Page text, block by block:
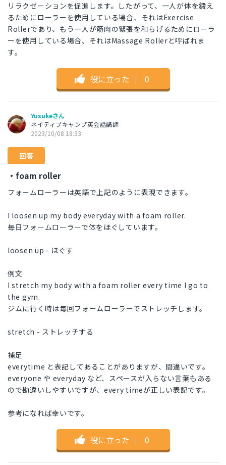
リラクゼーションを促進します。したがって、一人が体を鍛え
るためにローラーを使用している場合、それはExercise
Rollerであり、もう一人が筋肉の緊張を和らげるためにローラ
ーを使用している場合、それはMassage Rollerと呼ばれま
す。
役に立った ｜ 0
Yusukeさん
ネイティブキャンプ英会話講師
2023/10/08 18:33
回答
・foam roller
フォームローラーは英語で上記のように表現できます。
I loosen up my body everyday with a foam roller.
毎日フォームローラーで体をほぐしています。
loosen up - ほぐす
例文
I stretch my body with a foam roller every time I go to
the gym.
ジムに行く時は毎回フォームローラーでストレッチします。
stretch - ストレッチする
補足
everytime と表記してあることがありますが、間違いです。
everyone や everyday など、スペースが入らない言葉もある
ので勘違いしやすいですが、every timeが正しい表記です。
参考になれば幸いです。
役に立った ｜ 0